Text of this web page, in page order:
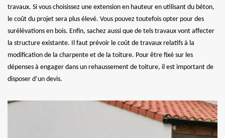
travaux. Si vous choisissez une extension en hauteur en utilisant du béton,
le coût du projet sera plus élevé. Vous pouvez toutefois opter pour des
surélévations en bois. Enfin, sachez aussi que de tels travaux vont affecter
la structure existante. Il faut prévoir le coût de travaux relatifs à la
modification de la charpente et de la toiture. Pour être fixé sur les
dépenses à engager dans un rehaussement de toiture, il est important de
disposer d’un devis.